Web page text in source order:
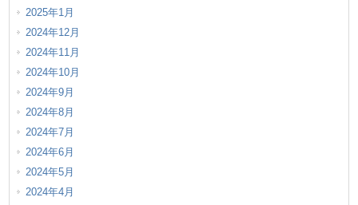
2025年1月
2024年12月
2024年11月
2024年10月
2024年9月
2024年8月
2024年7月
2024年6月
2024年5月
2024年4月